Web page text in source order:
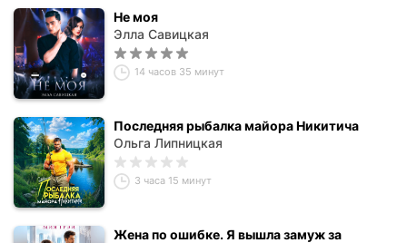
Не моя
Элла Савицкая
14 часов 35 минут
Последняя рыбалка майора Никитича
Ольга Липницкая
3 часа 15 минут
Жена по ошибке. Я вышла замуж за